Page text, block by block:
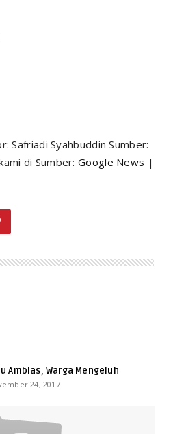
Safriadi Syahbuddin Sumber:
di Sumber:Google News |
Amblas, Warga Mengeluh
24, 2017